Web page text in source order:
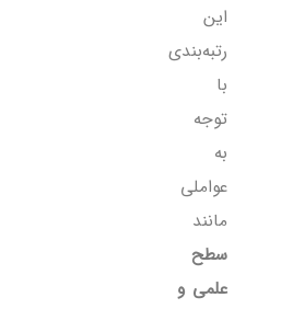
این
رتبه‌بندی
با
توجه
به
عواملی
مانند
سطح
علمی و